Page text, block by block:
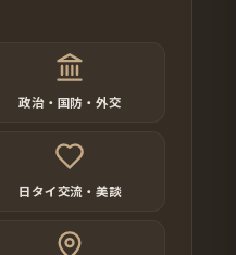
政治・国防・外交
日タイ交流・美談